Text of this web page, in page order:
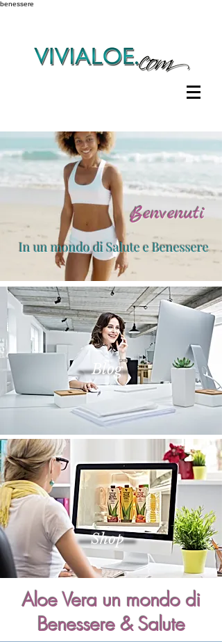
benessere
Benvenuti
In un mondo di Salute e Benessere
Blog
Shop
Aloe Vera un mondo di
Benessere & Salute